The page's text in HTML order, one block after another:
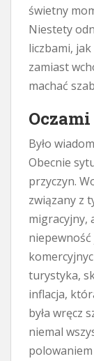
świetny
Niestety
liczbami,
zamiast
machać
Było
Obecnie
przyczyn.
związany z
migracyjny,
turystyka,
inflacja,
była wręcz
niemal